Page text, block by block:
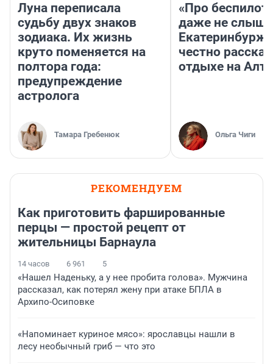
Луна переписала
судьбу двух знаков
зодиака. Их жизнь
круто поменяется на
полтора года:
предупреждение
астролога
Тамара Гребенюк
«Про
даже не
честно
отдыхе на
Ольга Чиги
РЕКОМЕНДУЕМ
Как приготовить фаршированные
перцы — простой рецепт от
жительницы Барнаула
14 часов 6 961 5
«Нашел Наденьку, а у нее пробита голова». Мужчина
рассказал, как потерял жену при атаке БПЛА в
Архипо-Осиповке
«Напоминает куриное мясо»: ярославцы нашли в
лесу необычный гриб — что это